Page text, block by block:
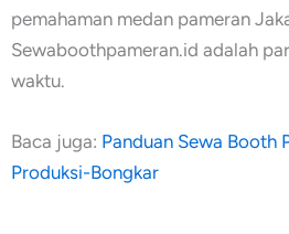
pemahaman medan pameran
Sewaboothpameran.id adalah
waktu.
Baca juga: Panduan Sewa Booth
Produksi-Bongkar